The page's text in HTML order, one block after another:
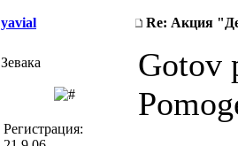
yavial Re: Акция
Зевака
Регистрация:
Gotov